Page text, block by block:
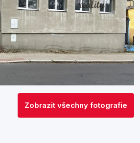
Zobrazit všechny fotografie